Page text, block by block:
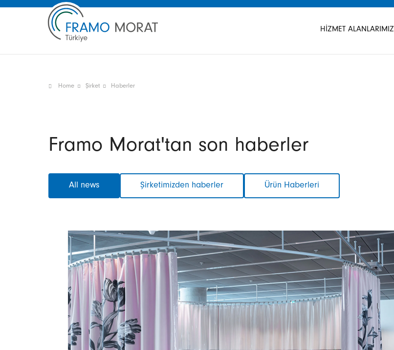
atla
HIZMET ALANLARIMIZ
Home Şirket Haberler
Framo Morat'tan son haberler
All news Şirketimizden haberler Ürün Haberleri